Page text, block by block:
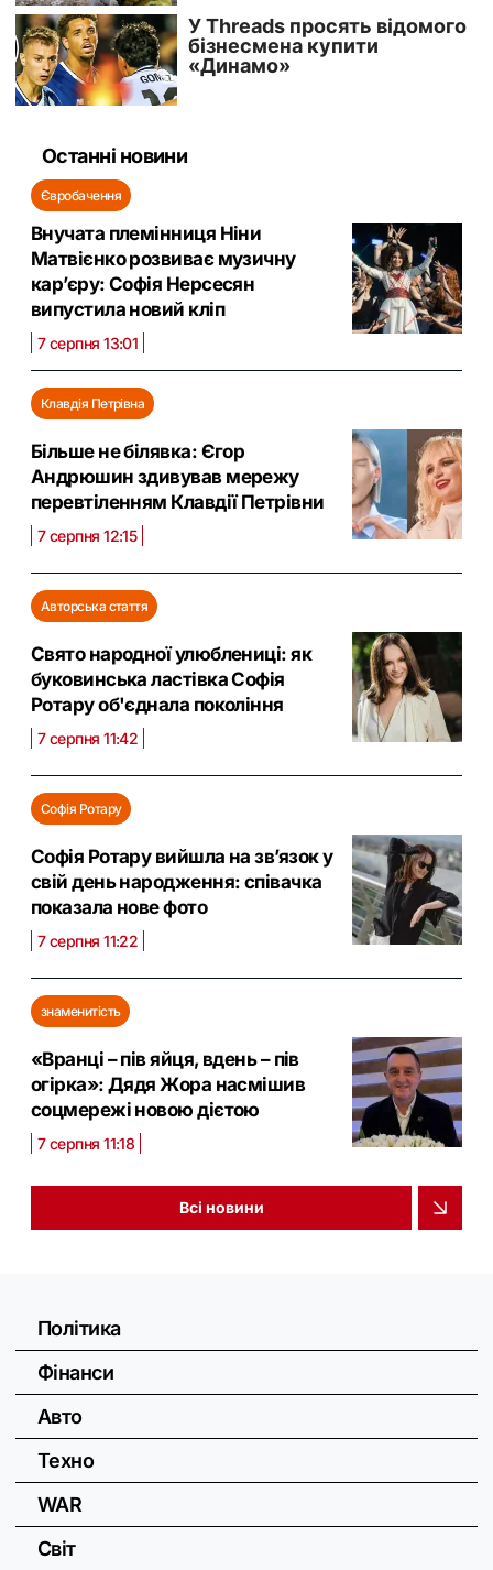
Останні новини
Євробачення
Внучата племінниця Ніни
Матвієнко розвиває музичну
кар’єру: Софія Нерсесян
випустила новий кліп
7 серпня 13:01
Клавдія Петрівна
Більше не білявка: Єгор
Андрюшин здивував мережу
перевтіленням Клавдії Петрівни
7 серпня 12:15
Авторська стаття
Свято народної улюблениці: як
буковинська ластівка Софія
Ротару об'єднала покоління
7 серпня 11:42
Софія Ротару
Софія Ротару вийшла на зв’язок у
свій день народження: співачка
показала нове фото
7 серпня 11:22
знаменитість
«Вранці – пів яйця, вдень – пів
огірка»: Дядя Жора насмішив
соцмережі новою дієтою
7 серпня 11:18
Всі новини
Політика
Фінанси
Авто
Техно
WAR
Світ